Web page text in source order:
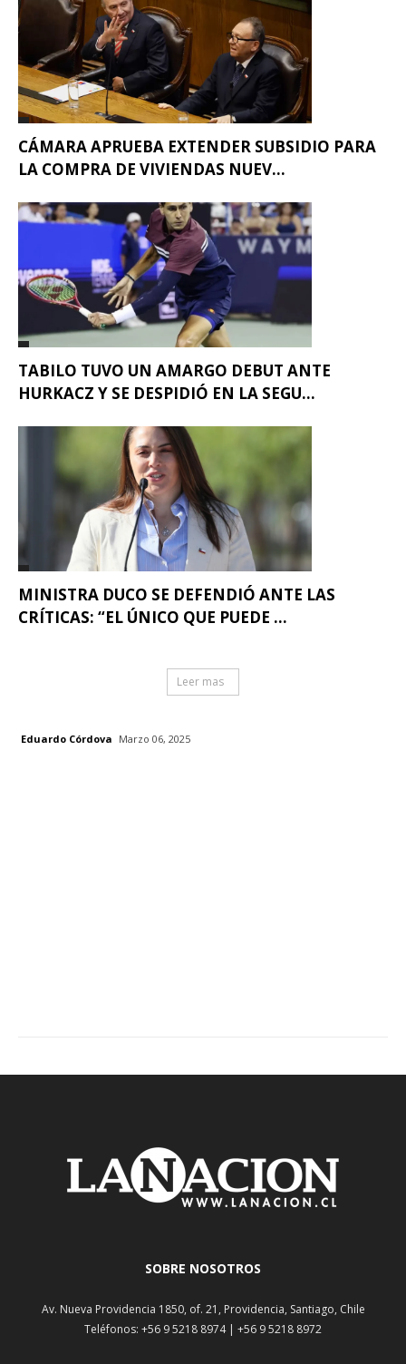
CÁMARA APRUEBA EXTENDER SUBSIDIO PARA
LA COMPRA DE VIVIENDAS NUEV...
TABILO TUVO UN AMARGO DEBUT ANTE
HURKACZ Y SE DESPIDIÓ EN LA SEGU...
MINISTRA DUCO SE DEFENDIÓ ANTE LAS
CRÍTICAS: “EL ÚNICO QUE PUEDE ...
Leer mas
Eduardo Córdova Marzo 06, 2025
SOBRE NOSOTROS
Av. Nueva Providencia 1850, of. 21, Providencia, Santiago, Chile
Teléfonos: +56 9 5218 8974 | +56 9 5218 8972